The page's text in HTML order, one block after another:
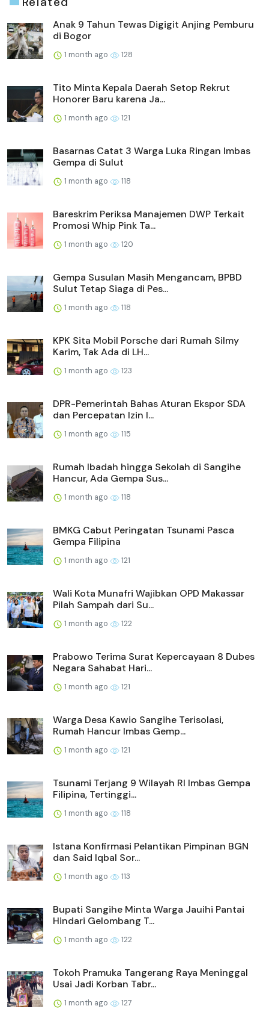
Anak 9 Tahun Tewas Digigit Anjing Pemburu
di Bogor
1 month ago 128
Tito Minta Kepala Daerah Setop Rekrut
Honorer Baru karena Ja...
1 month ago 121
Basarnas Catat 3 Warga Luka Ringan Imbas
Gempa di Sulut
1 month ago 118
Bareskrim Periksa Manajemen DWP Terkait
Promosi Whip Pink Ta...
1 month ago 120
Gempa Susulan Masih Mengancam, BPBD
Sulut Tetap Siaga di Pes...
1 month ago 118
KPK Sita Mobil Porsche dari Rumah Silmy
Karim, Tak Ada di LH...
1 month ago 123
DPR-Pemerintah Bahas Aturan Ekspor SDA
dan Percepatan Izin I...
1 month ago 115
Rumah Ibadah hingga Sekolah di Sangihe
Hancur, Ada Gempa Sus...
1 month ago 118
BMKG Cabut Peringatan Tsunami Pasca
Gempa Filipina
1 month ago 121
Wali Kota Munafri Wajibkan OPD Makassar
Pilah Sampah dari Su...
1 month ago 122
Prabowo Terima Surat Kepercayaan 8 Dubes
Negara Sahabat Hari...
1 month ago 121
Warga Desa Kawio Sangihe Terisolasi,
Rumah Hancur Imbas Gemp...
1 month ago 121
Tsunami Terjang 9 Wilayah RI Imbas Gempa
Filipina, Tertinggi...
1 month ago 118
Istana Konfirmasi Pelantikan Pimpinan BGN
dan Said Iqbal Sor...
1 month ago 113
Bupati Sangihe Minta Warga Jauihi Pantai
Hindari Gelombang T...
1 month ago 122
Tokoh Pramuka Tangerang Raya Meninggal
Usai Jadi Korban Tabr...
1 month ago 127